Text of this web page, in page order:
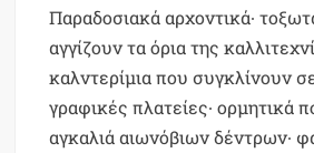
Παραδοσιακά αρχοντικά∙
αγγίζουν τα όρια της
καλντερίμια που συγκλίνουν
γραφικές πλατείες∙ ορμητικά
αγκαλιά αιωνόβιων δέντρων∙